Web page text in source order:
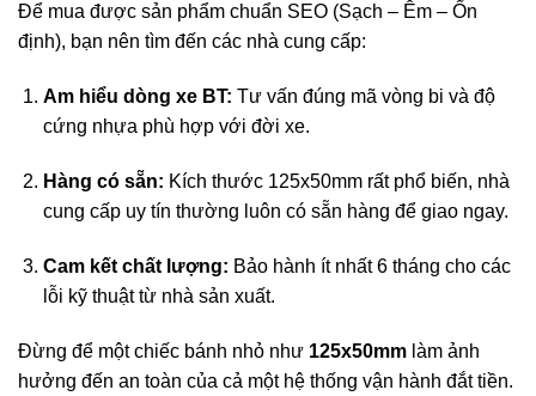
Để mua được sản phẩm chuẩn SEO (Sạch – Êm – Ổn
định), bạn nên tìm đến các nhà cung cấp:
Am hiểu dòng xe BT: Tư vấn đúng mã vòng bi và độ
cứng nhựa phù hợp với đời xe.
Hàng có sẵn: Kích thước 125x50mm rất phổ biến, nhà
cung cấp uy tín thường luôn có sẵn hàng để giao ngay.
Cam kết chất lượng: Bảo hành ít nhất 6 tháng cho các
lỗi kỹ thuật từ nhà sản xuất.
Đừng để một chiếc bánh nhỏ như 125x50mm làm ảnh
hưởng đến an toàn của cả một hệ thống vận hành đắt tiền.